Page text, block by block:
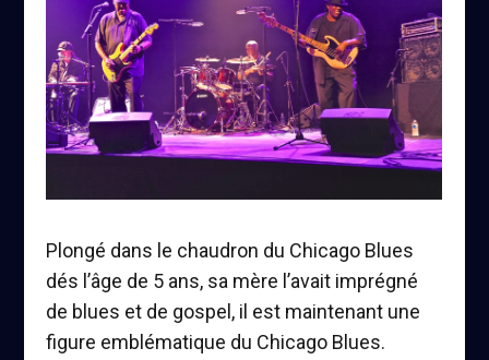
Plongé dans le chaudron du Chicago Blues
dés l’âge de 5 ans, sa mère l’avait imprégné
de blues et de gospel, il est maintenant une
figure emblématique du Chicago Blues.